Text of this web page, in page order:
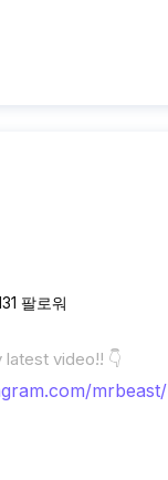
팔로워
video!! 👇
mrbeast/